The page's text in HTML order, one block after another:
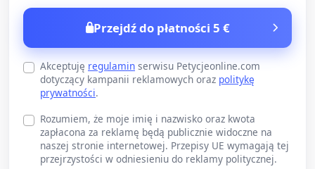
Przejdź do płatności 5 €
Akceptuję regulamin serwisu Petycjeonline.com
dotyczący kampanii reklamowych oraz politykę
prywatności.
Rozumiem, że moje imię i nazwisko oraz kwota
zapłacona za reklamę będą publicznie widoczne na
naszej stronie internetowej. Przepisy UE wymagają tej
przejrzystości w odniesieniu do reklamy politycznej.